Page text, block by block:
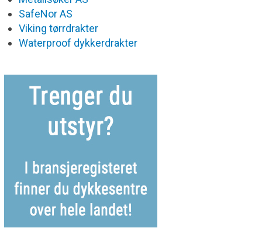
SafeNor AS
Viking tørrdrakter
Waterproof dykkerdrakter